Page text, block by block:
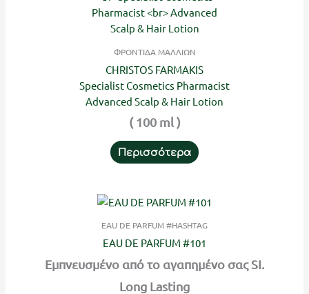
ΦΡΟΝΤΙΔΑ ΜΑΛΛΙΩΝ
CHRISTOS FARMAKIS
Specialist Cosmetics Pharmacist
Advanced Scalp & Hair Lotion
( 100 ml )
Περισσότερα
EAU DE PARFUM #HASHTAG
EAU DE PARFUM #101
Εμπνευσμένο από το αγαπημένο σας SI.
Long Lasting